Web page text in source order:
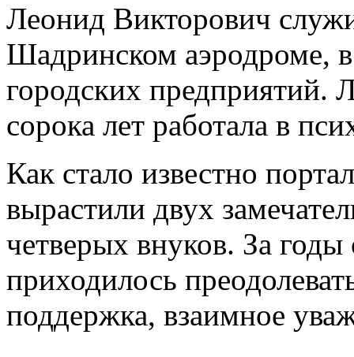
Леонид Викторович
Шадринском аэродроме,
городских предприятий.
сорока лет работала в
Как стало известно
вырастили двух
четверых внуков. За
приходилось
поддержка, взаимное